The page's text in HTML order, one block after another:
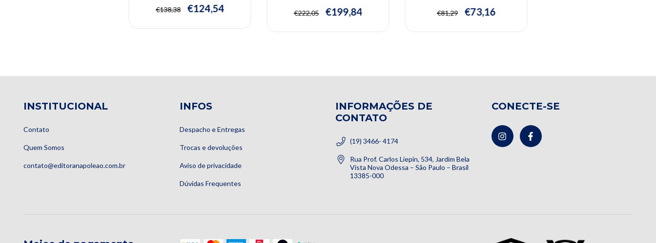
Thomaz, Paulo de Camargo
Moraes
€138,38 €124,54
Neto, Lucio M. Kurita e Paulo S.
Campos
€222,05 €199,84 €81,29 €73,16
INSTITUCIONAL
Contato
Quem Somos
contato@editoranapoleao.com.br
INFOS
Despacho e Entregas
Trocas e devoluções
Aviso de privacidade
Dúvidas Frequentes
INFORMAÇÕES DE
CONTATO
(19) 3466- 4174
Rua Prof. Carlos Liepin, 534, Jardim Bela
Vista Nova Odessa – São Paulo – Brasil
13385-000
CONECTE-SE